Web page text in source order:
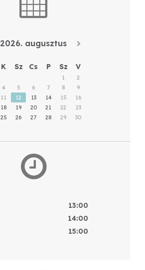
2026. augusztus
K Sz Cs P Sz V
1
2
4 5 6 7 8
9
11 12 13 14 15
16
18 19 20 21 22
23
25 26 27 28 29
30
13:00
14:00
15:00